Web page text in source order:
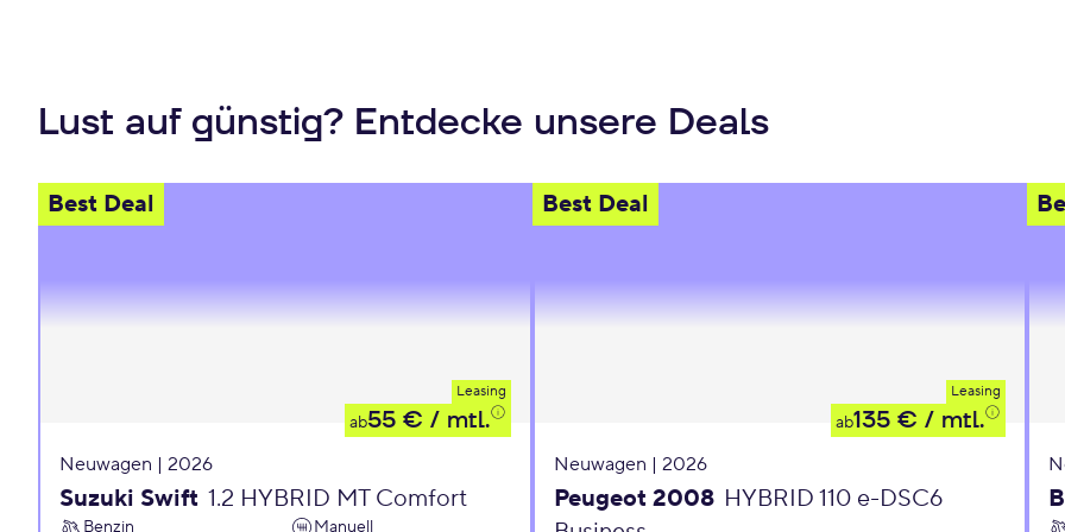
Lust auf günstig? Entdecke unsere Deals
Best Deal
Leasing
ab55 € / mtl.
Neuwagen | 2026
Suzuki Swift 1.2 HYBRID MT Comfort
Benzin Manuell
Best Deal
Leasing
ab135 € / mtl.
Neuwagen | 2026
Peugeot 2008 HYBRID 110 e-DSC6